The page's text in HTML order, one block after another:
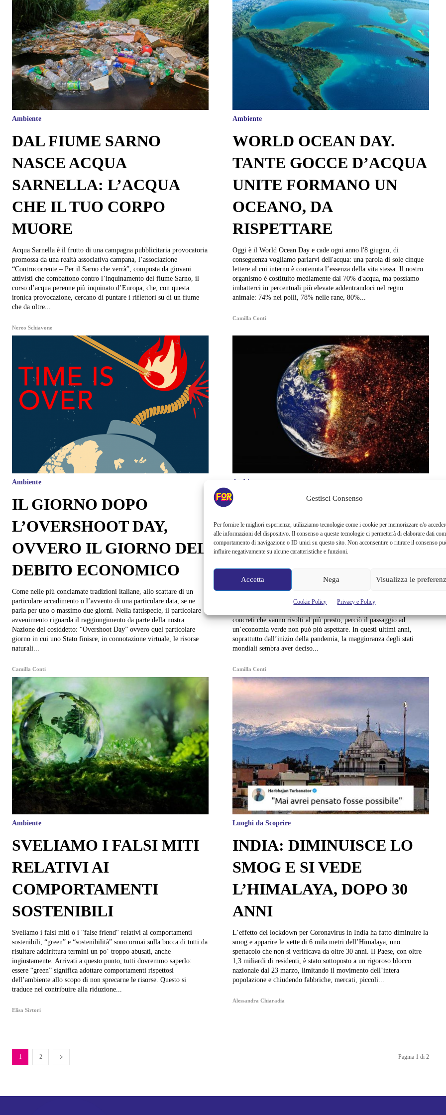
Gestisci Consenso
Per fornire le migliori esperienze, utilizziamo tecnologie come i cookie per memorizzare e/o
alle informazioni del dispositivo. Il consenso a queste tecnologie ci permetterà di elaborare dati
comportamento di navigazione o ID unici su questo sito. Non acconsentire o ritirare il consenso
influire negativamente su alcune caratteristiche e funzioni.
Accetta Nega Visualizza le
Cookie Policy Privacy e Policy
Ambiente
DAL FIUME SARNO
NASCE ACQUA
SARNELLA: L’ACQUA
CHE IL TUO CORPO
MUORE
Acqua Sarnella è il frutto di una campagna pubblicitaria provocatoria
promossa da una realtà associativa campana, l’associazione
“Controcorrente – Per il Sarno che verrà”, composta da giovani
attivisti che combattono contro l’inquinamento del fiume Sarno, il
corso d’acqua perenne più inquinato d’Europa, che, con questa
ironica provocazione, cercano di puntare i riflettori su di un fiume
che da oltre...
Nereo Schiavone
Ambiente
WORLD OCEAN DAY.
TANTE GOCCE D’ACQUA
UNITE FORMANO UN
OCEANO, DA
RISPETTARE
Oggi è il World Ocean Day e cade ogni anno l'8 giugno, di
conseguenza vogliamo parlarvi dell'acqua: una parola di sole cinque
lettere al cui interno è contenuta l’essenza della vita stessa. Il nostro
organismo è costituito mediamente dal 70% d'acqua, ma possiamo
imbatterci in percentuali più elevate addentrandoci nel regno
animale: 74% nei polli, 78% nelle rane, 80%...
Camilla Conti
Ambiente
IL GIORNO DOPO
L’OVERSHOOT DAY,
OVVERO IL GIORNO DEL
DEBITO ECONOMICO
Come nelle più conclamate tradizioni italiane, allo scattare di un
particolare accadimento o l’avvento di una particolare data, se ne
parla per uno o massimo due giorni. Nella fattispecie, il particolare
avvenimento riguarda il raggiungimento da parte della nostra
Nazione del cosiddetto: “Overshoot Day” ovvero quel particolare
giorno in cui uno Stato finisce, in connotazione virtuale, le risorse
naturali...
Camilla Conti
Ambiente
GREEN ECONOMY:
STIAMO ANDANDO
NELLA DIREZIONE
GIUSTA?
Green Economy: stiamo andando nella direzione giusta? Ormai lo
sappiamo tutti quanti: il cambiamento climatico e l’inquinamento
concreti che vanno risolti al più presto, perciò il passaggio ad
un’economia verde non può più aspettare. In questi ultimi anni,
soprattutto dall’inizio della pandemia, la maggioranza degli stati
mondiali sembra aver deciso...
Camilla Conti
Ambiente
SVELIAMO I FALSI MITI
RELATIVI AI
COMPORTAMENTI
SOSTENIBILI
Sveliamo i falsi miti o i "false friend" relativi ai comportamenti
sostenibili, “green” e “sostenibilità” sono ormai sulla bocca di tutti da
risultare addirittura termini un po’ troppo abusati, anche
ingiustamente. Arrivati a questo punto, tutti dovremmo saperlo:
essere “green” significa adottare comportamenti rispettosi
dell’ambiente allo scopo di non sprecarne le risorse. Questo si
traduce nel contribuire alla riduzione...
Elisa Sirtori
Luoghi da Scoprire
INDIA: DIMINUISCE LO
SMOG E SI VEDE
L’HIMALAYA, DOPO 30
ANNI
L’effetto del lockdown per Coronavirus in India ha fatto diminuire la
smog e apparire le vette di 6 mila metri dell’Himalaya, uno
spettacolo che non si verificava da oltre 30 anni. Il Paese, con oltre
1,3 miliardi di residenti, è stato sottoposto a un rigoroso blocco
nazionale dal 23 marzo, limitando il movimento dell’intera
popolazione e chiudendo fabbriche, mercati, piccoli...
Alessandra Chiaradia
1 2 Pagina 1 di 2